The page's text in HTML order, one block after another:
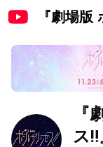
『劇場版
『
ス